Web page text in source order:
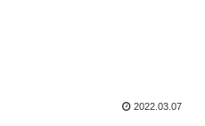
2022.03.07